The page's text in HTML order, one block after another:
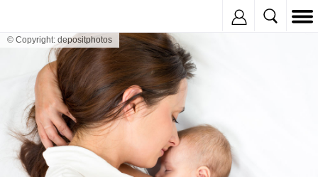
© Copyright: depositphotos